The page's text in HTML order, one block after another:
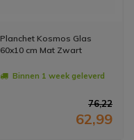
Planchet Kosmos Glas
60x10 cm Mat Zwart
Binnen 1 week geleverd
76,22
62,99